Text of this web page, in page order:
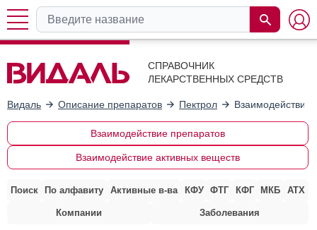
СПРАВОЧНИК
ЛЕКАРСТВЕННЫХ СРЕДСТВ
Видаль Описание препаратов Пектрол Взаимодействие
Взаимодействие препаратов
Взаимодействие активных веществ
Поиск По алфавиту Активные в-ва КФУ ФТГ КФГ МКБ АТХ
Компании Заболевания